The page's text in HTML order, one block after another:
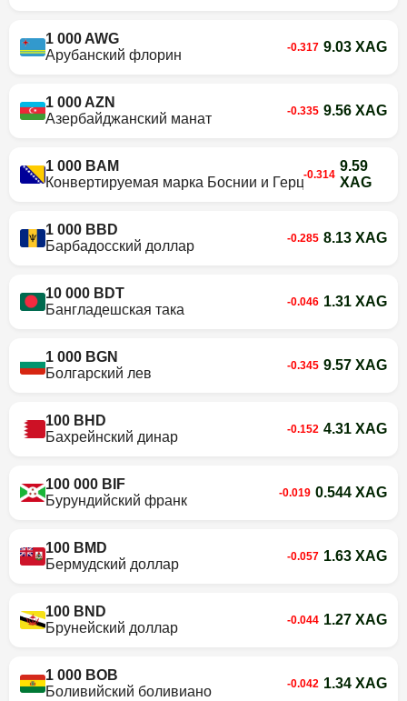
1 000 AWG
Арубанский флорин
-0.317 9.03 XAG
1 000 AZN
Азербайджанский манат
-0.335 9.56 XAG
1 000 BAM
Конвертируемая марка Боснии и Герцеговины
-0.314
9.59
XAG
1 000 BBD
Барбадосский доллар
-0.285 8.13 XAG
10 000 BDT
Бангладешская така
-0.046 1.31 XAG
1 000 BGN
Болгарский лев
-0.345 9.57 XAG
100 BHD
Бахрейнский динар
-0.152 4.31 XAG
100 000 BIF
Бурундийский франк
-0.019 0.544 XAG
100 BMD
Бермудский доллар
-0.057 1.63 XAG
100 BND
Брунейский доллар
-0.044 1.27 XAG
1 000 BOB
Боливийский боливиано
-0.042 1.34 XAG